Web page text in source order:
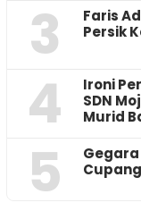
3
Faris
Persik
4
Ironi
SDN
Murid
5